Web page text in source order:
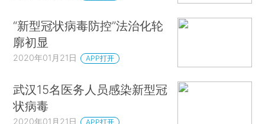
“新型冠状病毒防控”法治化轮
廓初显
2020年01月21日 APP打开
武汉15名医务人员感染新型冠
状病毒
2020年01月21日 APP打开